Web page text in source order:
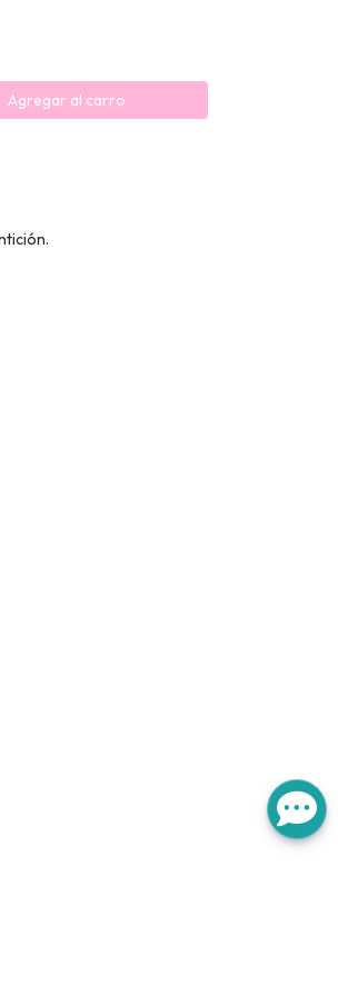
Agregar al carro